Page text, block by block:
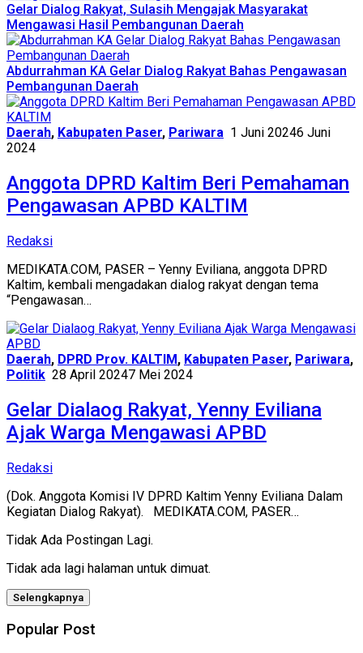
Gelar Dialog Rakyat, Sulasih Mengajak Masyarakat
Mengawasi Hasil Pembangunan Daerah
Abdurrahman KA Gelar Dialog Rakyat Bahas Pengawasan
Pembangunan Daerah
Daerah, Kabupaten Paser, Pariwara 1 Juni 20246 Juni
2024
Anggota DPRD Kaltim Beri Pemahaman
Pengawasan APBD KALTIM
Redaksi
MEDIKATA.COM, PASER – Yenny Eviliana, anggota DPRD
Kaltim, kembali mengadakan dialog rakyat dengan tema
“Pengawasan…
Daerah, DPRD Prov. KALTIM, Kabupaten Paser, Pariwara,
Politik 28 April 20247 Mei 2024
Gelar Dialaog Rakyat, Yenny Eviliana
Ajak Warga Mengawasi APBD
Redaksi
(Dok. Anggota Komisi IV DPRD Kaltim Yenny Eviliana Dalam
Kegiatan Dialog Rakyat). MEDIKATA.COM, PASER…
Tidak Ada Postingan Lagi.
Tidak ada lagi halaman untuk dimuat.
Selengkapnya
Popular Post